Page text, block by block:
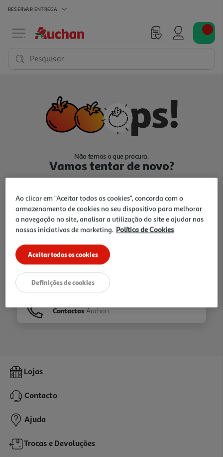
RESERVAR ENTREGA
Pesquisar
Não temos o que procura.
Vamos tentar de novo?
Ir para Homepage
Folhetos
Contactos Auchan
Lojas
Contacto
Ajuda
Trocas e Devoluções
Ao clicar em "Aceitar todos os cookies", concorda com o
armazenamento de cookies no seu dispositivo para melhorar
a navegação no site, analisar a utilização do site e ajudar nas
nossas iniciativas de marketing. Política de Cookies
Aceitar todos os cookies
Definições de cookies